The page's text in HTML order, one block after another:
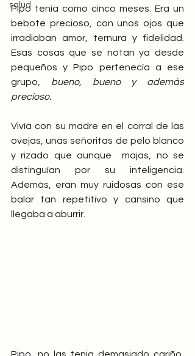
salud
Pipo tenía como cinco meses. Era un
bebote precioso, con unos ojos que
irradiaban amor, ternura y fidelidad.
Esas cosas que se notan ya desde
pequeños y Pipo pertenecía a ese
grupo, bueno, bueno y además
precioso.
Vivía con su madre en el corral de las
ovejas, unas señoritas de pelo blanco
y rizado que aunque  majas, no se
distinguían por su inteligencia.
Además, eran muy ruidosas con ese
balar tan repetitivo y cansino que
llegaba a aburrir.